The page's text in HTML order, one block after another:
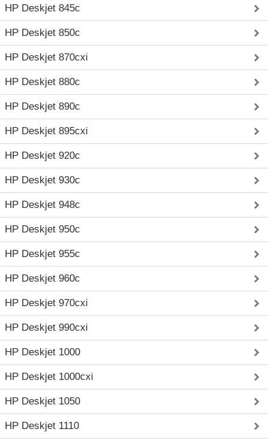
HP Deskjet 845c
HP Deskjet 850c
HP Deskjet 870cxi
HP Deskjet 880c
HP Deskjet 890c
HP Deskjet 895cxi
HP Deskjet 920c
HP Deskjet 930c
HP Deskjet 948c
HP Deskjet 950c
HP Deskjet 955c
HP Deskjet 960c
HP Deskjet 970cxi
HP Deskjet 990cxi
HP Deskjet 1000
HP Deskjet 1000cxi
HP Deskjet 1050
HP Deskjet 1110